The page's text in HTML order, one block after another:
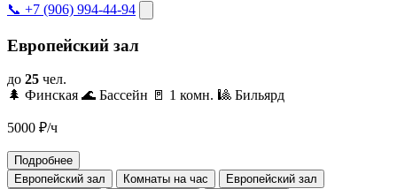
📞 +7 (906) 994-44-94
Европейский зал
до 25 чел.
🌲 Финская 🌊 Бассейн 🚪 1 комн. 🎱 Бильярд
5000 ₽/ч
Подробнее
Европейский зал
Комнаты на час
Европейский зал